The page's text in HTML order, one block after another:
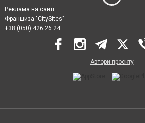
Реклама на сайті
Франшиза "CitySites"
+38 (050) 426 26 24
Автори проєкту